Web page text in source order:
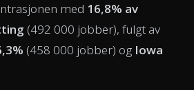
med 16,8% av
(492 000 jobber), fulgt av
(458 000 jobber) og Iowa